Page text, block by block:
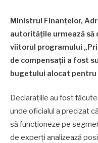
Ministrul Finanțelor,
autoritățile urmează să
viitorul programului
de compensații a fost
bugetului alocat pentru
Declarațiile au fost
unde oficialul a precizat
să funcționeze pe
de experți analizează